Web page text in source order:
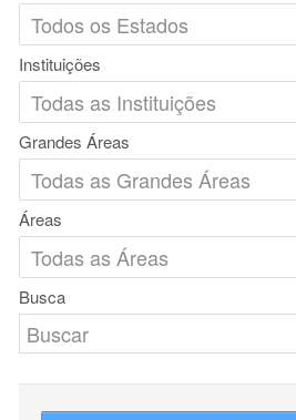
Instituições
Grandes Áreas
Áreas
Busca